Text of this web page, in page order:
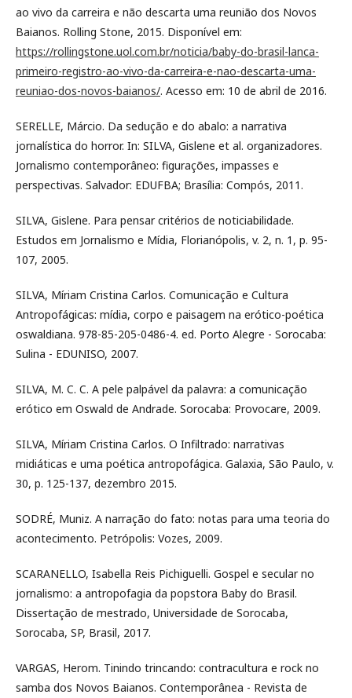
ao vivo da carreira e não descarta uma reunião dos Novos
Baianos. Rolling Stone, 2015. Disponível em:
https://rollingstone.uol.com.br/noticia/baby-do-brasil-lanca-
primeiro-registro-ao-vivo-da-carreira-e-nao-descarta-uma-
reuniao-dos-novos-baianos/. Acesso em: 10 de abril de 2016.
SERELLE, Márcio. Da sedução e do abalo: a narrativa
jornalística do horror. In: SILVA, Gislene et al. organizadores.
Jornalismo contemporâneo: figurações, impasses e
perspectivas. Salvador: EDUFBA; Brasília: Compós, 2011.
SILVA, Gislene. Para pensar critérios de noticiabilidade.
Estudos em Jornalismo e Mídia, Florianópolis, v. 2, n. 1, p. 95-
107, 2005.
SILVA, Míriam Cristina Carlos. Comunicação e Cultura
Antropofágicas: mídia, corpo e paisagem na erótico-poética
oswaldiana. 978-85-205-0486-4. ed. Porto Alegre - Sorocaba:
Sulina - EDUNISO, 2007.
SILVA, M. C. C. A pele palpável da palavra: a comunicação
erótico em Oswald de Andrade. Sorocaba: Provocare, 2009.
SILVA, Míriam Cristina Carlos. O Infiltrado: narrativas
midiáticas e uma poética antropofágica. Galaxia, São Paulo, v.
30, p. 125-137, dezembro 2015.
SODRÉ, Muniz. A narração do fato: notas para uma teoria do
acontecimento. Petrópolis: Vozes, 2009.
SCARANELLO, Isabella Reis Pichiguelli. Gospel e secular no
jornalismo: a antropofagia da popstora Baby do Brasil.
Dissertação de mestrado, Universidade de Sorocaba,
Sorocaba, SP, Brasil, 2017.
VARGAS, Herom. Tinindo trincando: contracultura e rock no
samba dos Novos Baianos. Contemporânea - Revista de